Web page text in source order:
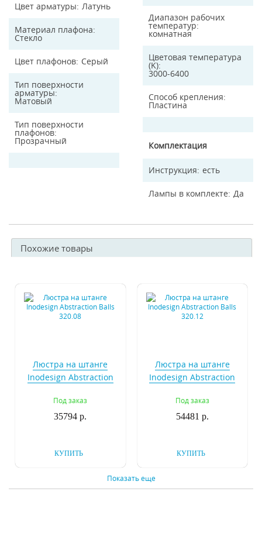
Цвет арматуры Латунь
Материал плафона
Стекло
Цвет плафонов Серый
Тип поверхности
арматуры
Матовый
Тип поверхности
плафонов
Прозрачный
Диапазон рабочих
температур
комнатная
Цветовая температура
(K)
3000-6400
Способ крепления
Пластина
Комплектация
Инструкция есть
Лампы в комплекте Да
Похожие товары
Люстра на штанге
Inodesign Abstraction
Под заказ
35794 р.
КУПИТЬ
Люстра на штанге
Inodesign Abstraction
Под заказ
54481 р.
КУПИТЬ
Показать еще